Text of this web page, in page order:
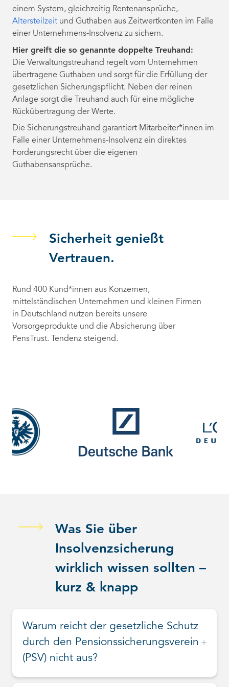
einem System, gleichzeitig Rentenansprüche,
Altersteilzeit und Guthaben aus Zeitwertkonten im Falle
einer Unternehmens-Insolvenz zu sichern.
Hier greift die so genannte doppelte Treuhand:
Die Verwaltungstreuhand regelt vom Unternehmen
übertragene Guthaben und sorgt für die Erfüllung der
gesetzlichen Sicherungspflicht. Neben der reinen
Anlage sorgt die Treuhand auch für eine mögliche
Rückübertragung der Werte.
Die Sicherungstreuhand garantiert Mitarbeiter*innen im
Falle einer Unternehmens-Insolvenz ein direktes
Forderungsrecht über die eigenen
Guthabensansprüche.
Sicherheit genießt
Vertrauen.
Rund 400 Kund*innen aus Konzernen,
mittelständischen Unternehmen und kleinen Firmen
in Deutschland nutzen bereits unsere
Vorsorgeprodukte und die Absicherung über
PensTrust. Tendenz steigend.
Was Sie über
Insolvenzsicherung
wirklich wissen sollten –
kurz & knapp
Warum reicht der gesetzliche Schutz
durch den Pensionssicherungsverein
(PSV) nicht aus?